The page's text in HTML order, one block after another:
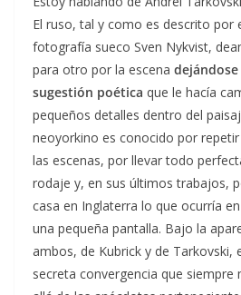
El ruso, tal y como es descrito por
fotografía sueco Sven Nykvist,
para otro por la escena
sugestión poética que le hacía
pequeños detalles dentro del
neoyorkino es conocido por
las escenas, por llevar todo
rodaje y, en sus últimos trabajos,
casa en Inglaterra lo que ocurría
una pequeña pantalla. Bajo la
ambos, de Kubrick y de Tarkovski,
secreta convergencia que siempre